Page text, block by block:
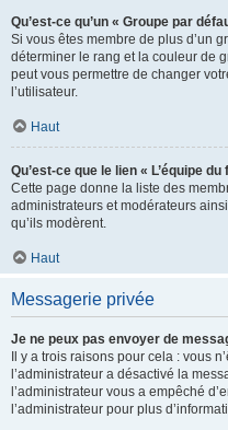
Qu’est-ce qu’un « Groupe par
Si vous êtes membre de plus d’un
déterminer le rang et la couleur de
peut vous permettre de changer
l’utilisateur.
Haut
Qu’est-ce que le lien « L’équipe du
Cette page donne la liste des
administrateurs et modérateurs
qu’ils modèrent.
Haut
Messagerie privée
Je ne peux pas envoyer de
Il y a trois raisons pour cela : vous
l’administrateur a désactivé la
l’administrateur vous a empêché
l’administrateur pour plus